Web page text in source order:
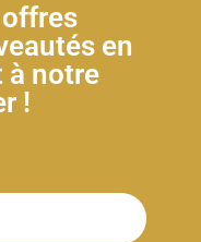
en
à notre
!